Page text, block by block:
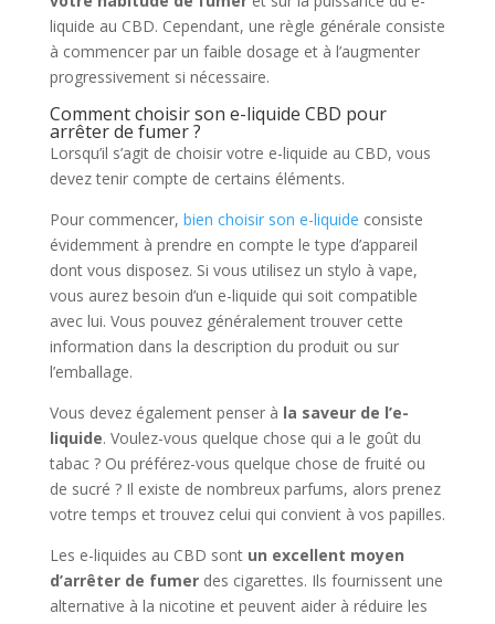
liquide au CBD. Cependant, une règle générale consiste
à commencer par un faible dosage et à l’augmenter
progressivement si nécessaire.
Comment choisir son e-liquide CBD pour
arrêter de fumer ?
Lorsqu’il s’agit de choisir votre e-liquide au CBD, vous
devez tenir compte de certains éléments.
Pour commencer, bien choisir son e-liquide consiste
évidemment à prendre en compte le type d’appareil
dont vous disposez. Si vous utilisez un stylo à vape,
vous aurez besoin d’un e-liquide qui soit compatible
avec lui. Vous pouvez généralement trouver cette
information dans la description du produit ou sur
l’emballage.
Vous devez également penser à la saveur de l’e-
liquide. Voulez-vous quelque chose qui a le goût du
tabac ? Ou préférez-vous quelque chose de fruité ou
de sucré ? Il existe de nombreux parfums, alors prenez
votre temps et trouvez celui qui convient à vos papilles.
Les e-liquides au CBD sont un excellent moyen
d’arrêter de fumerdes cigarettes. Ils fournissent une
alternative à la nicotine et peuvent aider à réduire les